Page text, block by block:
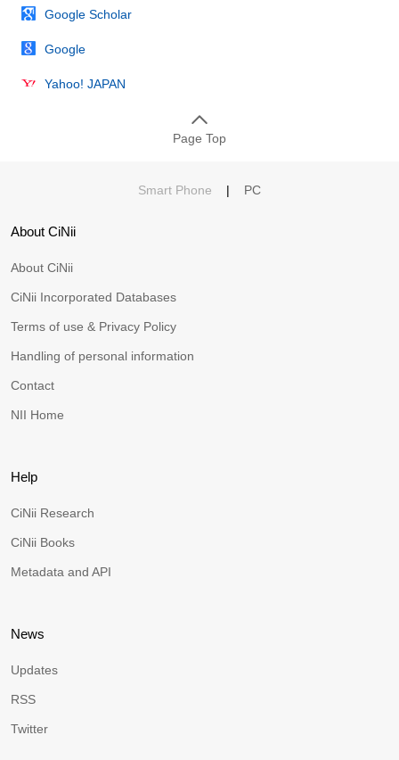
Google Scholar
Google
Yahoo! JAPAN
Page Top
Smart Phone | PC
About CiNii
About CiNii
CiNii Incorporated Databases
Terms of use & Privacy Policy
Handling of personal information
Contact
NII Home
Help
CiNii Research
CiNii Books
Metadata and API
News
Updates
RSS
Twitter